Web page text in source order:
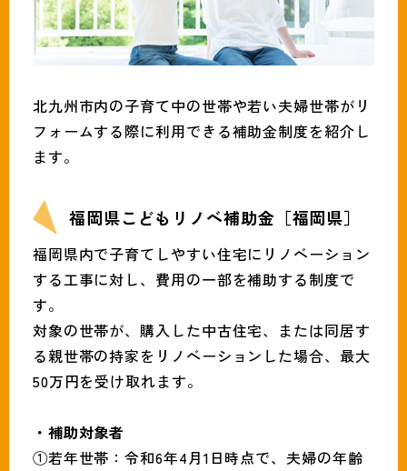
北九州市内の子育て中の世帯や若い夫婦世帯がリ
フォームする際に利用できる補助金制度を紹介し
ます。
福岡県こどもリノベ補助金［福岡県］
福岡県内で子育てしやすい住宅にリノベーション
する工事に対し、費用の一部を補助する制度で
す。
対象の世帯が、購入した中古住宅、または同居す
る親世帯の持家をリノベーションした場合、最大
50万円を受け取れます。
・補助対象者
①若年世帯：令和6年4月1日時点で、夫婦の年齢